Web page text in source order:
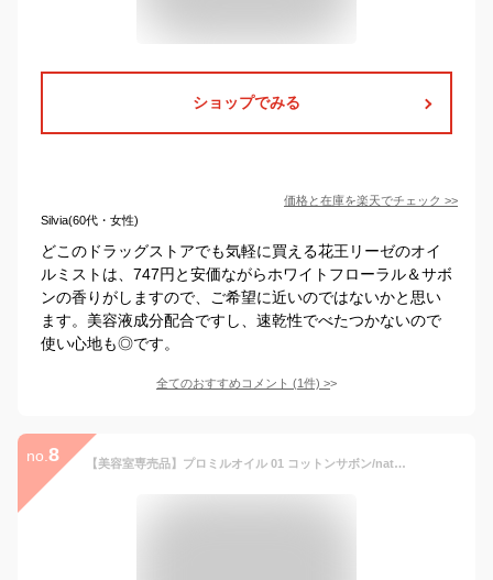
ショップでみる
価格と在庫を楽天でチェック >>
Silvia(60代・女性)
どこのドラッグストアでも気軽に買える花王リーゼのオイ
ルミストは、747円と安価ながらホワイトフローラル＆サボ
ンの香りがしますので、ご希望に近いのではないかと思い
ます。美容液成分配合ですし、速乾性でべたつかないので
使い心地も◎です。
全てのおすすめコメント (1件) >
no. 8 【美容室専売品】プロミルオイル 01 コットンサボン/natural 30ml NEWシリーズ ヘアオイル 洗い流さない トリートメント オールインワン ヘアケア 濡れ髪